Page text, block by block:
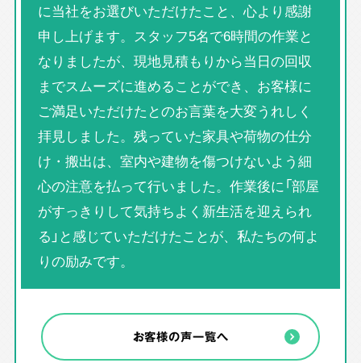
に当社をお選びいただけたこと、心より感謝
申し上げます。スタッフ5名で6時間の作業と
なりましたが、現地見積もりから当日の回収
までスムーズに進めることができ、お客様に
ご満足いただけたとのお言葉を大変うれしく
拝見しました。残っていた家具や荷物の仕分
け・搬出は、室内や建物を傷つけないよう細
心の注意を払って行いました。作業後に「部屋
がすっきりして気持ちよく新生活を迎えられ
る」と感じていただけたことが、私たちの何よ
りの励みです。
お客様の声一覧へ